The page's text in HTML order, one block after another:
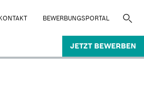
BEWERBUNGSPORTAL
JETZT BEWERBEN